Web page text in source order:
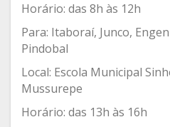
Horário: das 8h às 12h
Para: Itaboraí, Junco,
Pindobal
Local: Escola Municipal
Mussurepe
Horário: das 13h às 16h